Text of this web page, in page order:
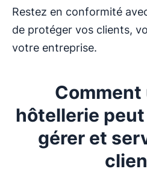
Restez en conformité
de protéger vos clients,
votre entreprise.
Comment
hôtellerie
gérer et